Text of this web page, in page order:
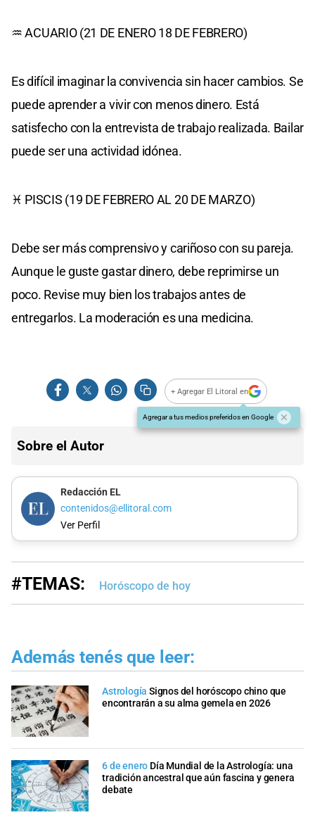
♒ ACUARIO (21 DE ENERO 18 DE FEBRERO)
Es difícil imaginar la convivencia sin hacer cambios. Se
puede aprender a vivir con menos dinero. Está
satisfecho con la entrevista de trabajo realizada. Bailar
puede ser una actividad idónea.
♓ PISCIS (19 DE FEBRERO AL 20 DE MARZO)
Debe ser más comprensivo y cariñoso con su pareja.
Aunque le guste gastar dinero, debe reprimirse un
poco. Revise muy bien los trabajos antes de
entregarlos. La moderación es una medicina.
+ Agregar El Litoral en
Agregar a tus medios preferidos en Google
Sobre el Autor
Redacción EL
contenidos@ellitoral.com
Ver Perfil
#TEMAS: Horóscopo de hoy
Además tenés que leer:
Astrología Signos del horóscopo chino que
encontrarán a su alma gemela en 2026
6 de enero Día Mundial de la Astrología: una
tradición ancestral que aún fascina y genera
debate